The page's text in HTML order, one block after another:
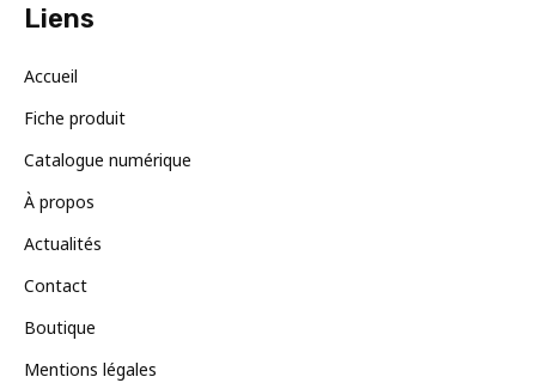
Liens
Accueil
Fiche produit
Catalogue numérique
À propos
Actualités
Contact
Boutique
Mentions légales